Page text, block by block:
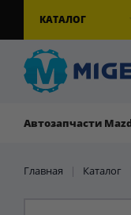
КАТАЛОГ
Автозапчасти
Главная | Каталог